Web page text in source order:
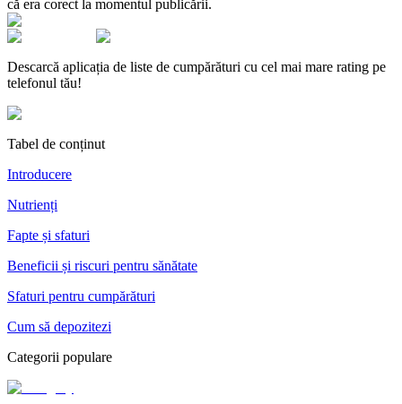
că era corect la momentul publicării.
Descarcă aplicația de liste de cumpărături cu cel mai mare rating pe
telefonul tău!
Tabel de conținut
Introducere
Nutrienți
Fapte și sfaturi
Beneficii și riscuri pentru sănătate
Sfaturi pentru cumpărături
Cum să depozitezi
Categorii populare